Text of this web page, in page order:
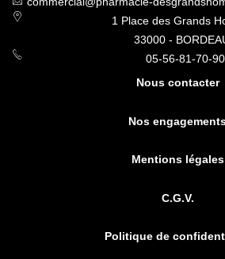
1 Place des Grands
33000 -
05-56-81-70-90
Nous contacter
Nos
Mentions légales
C.G.V.
Politique de